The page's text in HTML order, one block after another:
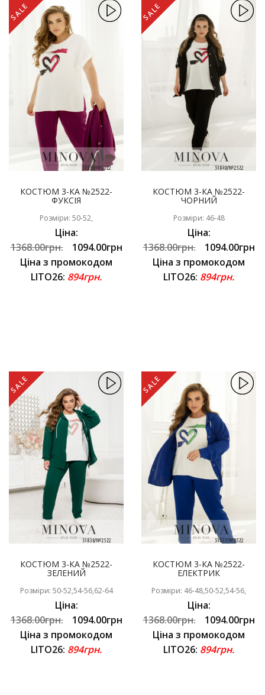
SALE
КОСТЮМ 3-КА №2522-
ФУКСІЯ
Розміри: 50-52,
Ціна:
1368.00грн.
1094.00грн
Ціна з промокодом
LITO26: 894грн.
SALE
КОСТЮМ 3-КА №2522-
ЧОРНИЙ
Розміри: 46-48
Ціна:
1368.00грн.
1094.00грн
Ціна з промокодом
LITO26: 894грн.
SALE
КОСТЮМ 3-КА №2522-
ЗЕЛЕНИЙ
Розміри: 50-52,54-56,62-64
Ціна:
1368.00грн.
1094.00грн
Ціна з промокодом
LITO26: 894грн.
SALE
КОСТЮМ 3-КА №2522-
ЕЛЕКТРИК
Розміри: 46-48,50-52,54-56,
Ціна:
1368.00грн.
1094.00грн
Ціна з промокодом
LITO26: 894грн.